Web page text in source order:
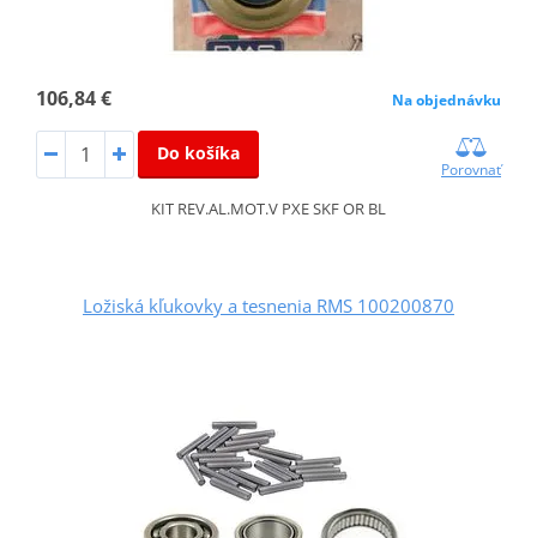
106,84 € Na objednávku
Do košíka
Porovnať
KIT REV.AL.MOT.V PXE SKF OR BL
Ložiská kľukovky a tesnenia RMS 100200870